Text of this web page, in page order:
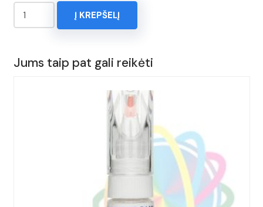
produkto
kiekis:
15ml.
Į KREPŠELĮ
Jums taip pat gali reikėti